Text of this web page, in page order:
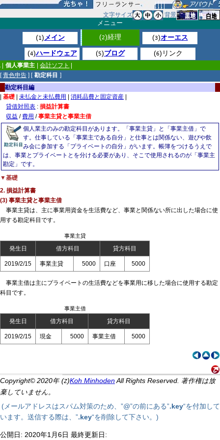
メニュー
(1)メイン (2)経理 (3)オーエス
(4)ハードウェア (5)ブログ (6)リンク
文字サイズ 背景
個人事業主 |会計ソフト
[青色申告 ] [ 勘定科目 ]
勘定科目編
基礎 未払金と未払費用 消耗品費と固定資産
貸借対照表 :損益計算書
収益 /費用 /事業主貸と事業主借
個人業主のみの勘定科目があります。「事業主貸」と「事業主借」で
す。仕事している「事業主である自分」と仕事とは関係ない、遊びや飲
み会に参加する「プライベートの自分」がいます。帳簿をつけるうえで
は、事業とプライベートとを分ける必要があり、そこで使用されるのが「事業主
勘定」です。
▼基礎
2. 損益計算書
(3) 事業主貸と事業主借
事業主貸は、主に事業用資金を生活費など、事業と関係ない所に出した場合に使
用する勘定科目です。
事業主貸
発生日 借方科目 貸方科目
2019/2/15 事業主貸 5000 口座 5000
事業主借は主にプライベートの生活費などを事業用に移した場合に使用する勘定
科目です。
事業主借
発生日 借方科目 貸方科目
2019/2/15 現金 5000 事業主借 5000
Copyright© 2020年 (Z)Koh MinhodenAll Rights Reserved. 著作権は放
棄していません。
(メールアドレスはスパム対策のため、”@”の前にある”.key“を付加して
います。送信する際は、”.key“を削除して下さい。)
公開日: 2020年1月6日 最終更新日: